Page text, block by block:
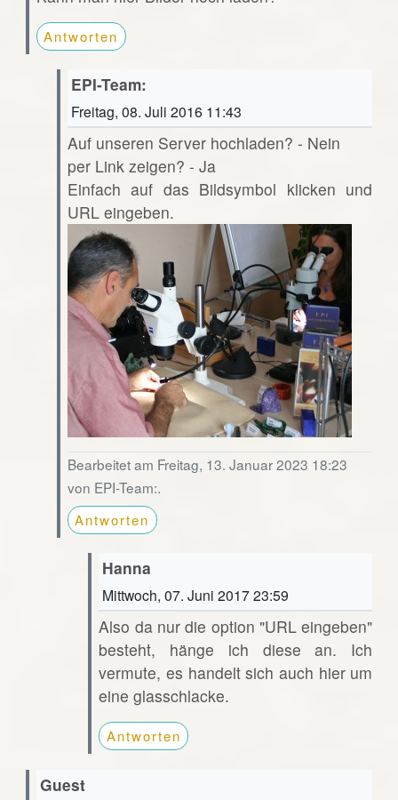
Antworten
EPI-Team:
Freitag, 08. Juli 2016 11:43
Auf unseren Server hochladen? - Nein
per Link zeigen? - Ja
Einfach auf das Bildsymbol klicken und
URL eingeben.
Bearbeitet am Freitag, 13. Januar 2023 18:23
von EPI-Team:.
Antworten
Hanna
Mittwoch, 07. Juni 2017 23:59
Also da nur die option "URL eingeben"
besteht, hänge ich diese an. Ich
vermute, es handelt sich auch hier um
eine glasschlacke.
Antworten
Guest